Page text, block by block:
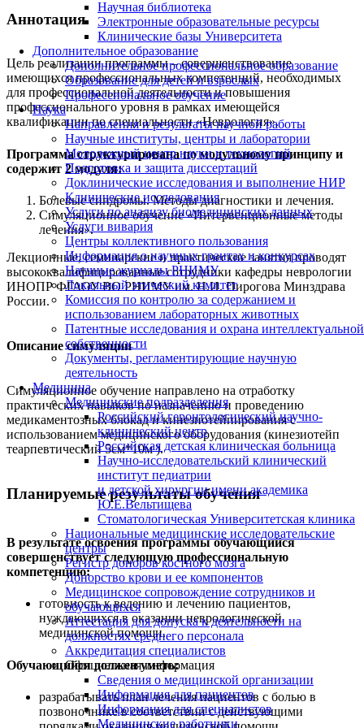
Научная библиотека
Электронные образовательные ресурсы
Клинические базы Университета
Дополнительное образование
Дополнительное профессиональное образование
Образование для детей и взрослых
Профессиональное обучение
Наука
Направления и результаты научной работы
Научные институты, центры и лаборатории
Молодежный центр науки и технологий
Подготовка и защита диссертаций
Доклинические исследования и выполнение НИР
Клинические исследования
Услуги по анализу биомедицинских данных
Услуги вивария
Центры коллективного пользования
Информация о научных грантах и конкурсах
Научные журналы РНИМУ
Локальный этический комитет
Комиссия по контролю за содержанием и
использованием лабораторных животных
Патентные исследования и охрана интеллектуальной
собственности
Документы, регламентирующие научную
деятельность
Медицина
Медицинские подразделения
Российский геронтологический научно-
клинический центр
Российская детская клиническая больница
Научно-исследовательский клинический
институт педиатрии
и детской хирургии имени академика
Ю.Е.Вельтищева
Стоматологическая Университетская клиника
Национальные медицинские исследовательские
центры
Регистр доноров костного мозга
Донорство крови и ее компонентов
Медицинское сопровождение сотрудников и
обучающихся
Аттестация для допуска к деятельности на
должностях среднего персонала
Аккредитация специалистов
Официальная информация
Сведения о медицинской организации
Информация для пациентов
Информация для специалистов
Медицинские работники
Аннотация
Цель реализации программы – совершенствование
имеющихся профессиональных компетенций, необходимых
для профессиональной деятельности и повышения
профессионального уровня в рамках имеющейся
квалификации по специальности «Неврология».
Программа структурирована по модульному принципу и
содержит 2 модуля:
Болевые синдромы. Методы диагностики и лечения.
Симуляционное обучение «Интервенционные методы
лечения».
Лекционные, семинарские и практические занятия проводят
высококвалифицированные сотрудники кафедры неврологии
ИНОПР ФГАОУ ВО РНИМУ им.Н.И. Пирогова Минздрава
России.
Описание симуляции
Симуляционное обучение направлено на отработку
практических навыков по назначению и проведению
медикаментозных блокад и кинезиотейпирования с
использованием медицинского оборудования (кинезиотейп
теарпевтический 5см*10м ).
Планируемые результаты обучения
В результате освоения программы обучающийся
совершенствует следующую профессиональную
компетенцию:
готовность к ведению и лечению пациентов,
нуждающихся в оказании неврологической
медицинской помощи.
Обучающийся должен уметь:
разрабатывать план лечения пациентов с болью в
позвоночнике в соответствии с действующими